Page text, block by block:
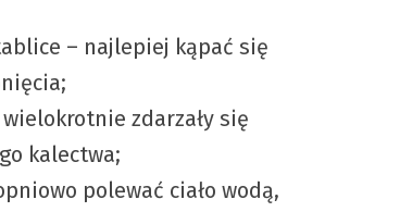
– najlepiej kąpać się
wielokrotnie zdarzały się
kalectwa;
polewać ciało wodą,